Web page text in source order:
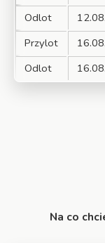
Odlot
Przylot
Odlot
Na co